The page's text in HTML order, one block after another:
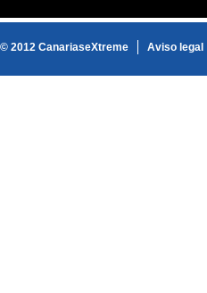
© 2012 CanariaseXtreme Aviso legal